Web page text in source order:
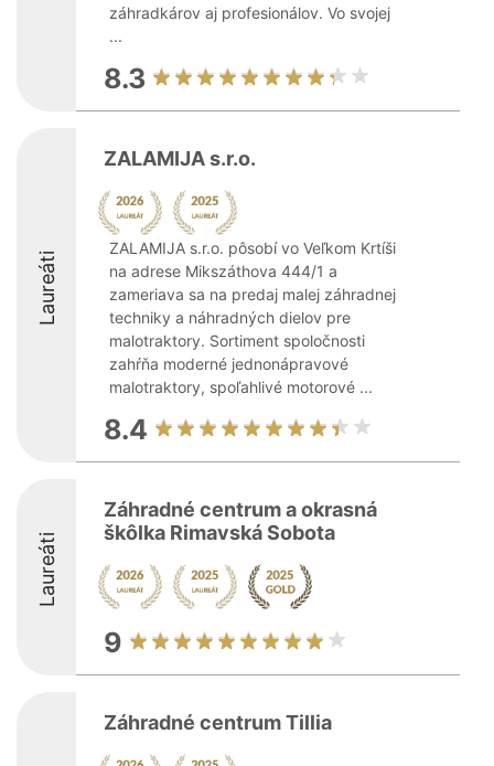
záhradkárov aj profesionálov. Vo svojej
...
8.3
Laureáti
ZALAMIJA s.r.o.
ZALAMIJA s.r.o. pôsobí vo Veľkom Krtíši
na adrese Mikszáthova 444/1 a
zameriava sa na predaj malej záhradnej
techniky a náhradných dielov pre
malotraktory. Sortiment spoločnosti
zahŕňa moderné jednonápravové
malotraktory, spoľahlivé motorové ...
8.4
Laureáti
Záhradné centrum a okrasná
škôlka Rimavská Sobota
9
Záhradné centrum Tillia